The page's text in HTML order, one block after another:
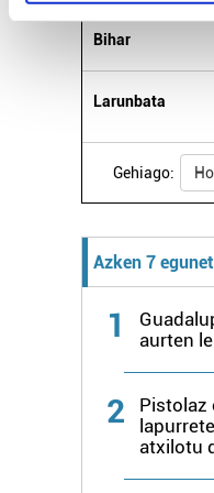
Find out more about
Guk eta gure
prozesatzen ditugu,
teknologia erabiliz,
pertsonalizatuak
produktuak garatzeko.
erabiltzen dituen hauta
Bazkide batzuek ez
interes komertzial
bazkideen zerrenda,
duten interes legitimoa
dezakezun ikusteko.
Lortu zure datu
Bihar
Larunbata
Gehiago:
Azken 7
1
aurten
2
Pistolaz
atxilotu